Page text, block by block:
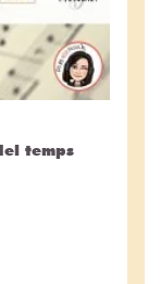
temps